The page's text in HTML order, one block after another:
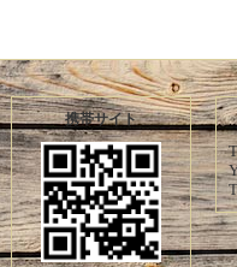
携帯サイト